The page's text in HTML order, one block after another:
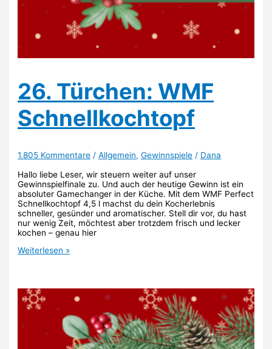
26. Türchen: WMF
Schnellkochtopf
1.805 Kommentare /Allgemein,Gewinnspiele / Dana
Hallo liebe Leser, wir steuern weiter auf unser
Gewinnspielfinale zu. Und auch der heutige Gewinn ist ein
absoluter Gamechanger in der Küche. Mit dem WMF Perfect
Schnellkochtopf 4,5 l machst du dein Kocherlebnis
schneller, gesünder und aromatischer. Stell dir vor, du hast
nur wenig Zeit, möchtest aber trotzdem frisch und lecker
kochen – genau hier
26.
Weiterlesen »